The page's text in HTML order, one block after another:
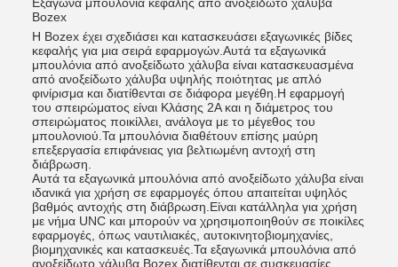
Bozex
Η Bozex έχει σχεδιάσει και κατασκευάσει εξαγωνικές βίδες
κεφαλής για μια σειρά εφαρμογών.Αυτά τα εξαγωνικά
μπουλόνια από ανοξείδωτο χάλυβα είναι κατασκευασμένα
από ανοξείδωτο χάλυβα υψηλής ποιότητας με απλό
φινίρισμα και διατίθενται σε διάφορα μεγέθη.Η εφαρμογή
του σπειρώματος είναι Κλάσης 2Α και η διάμετρος του
σπειρώματος ποικίλλει, ανάλογα με το μέγεθος του
μπουλονιού.Τα μπουλόνια διαθέτουν επίσης μαύρη
επεξεργασία επιφάνειας για βελτιωμένη αντοχή στη
διάβρωση.
Αυτά τα εξαγωνικά μπουλόνια από ανοξείδωτο χάλυβα είναι
ιδανικά για χρήση σε εφαρμογές όπου απαιτείται υψηλός
βαθμός αντοχής στη διάβρωση.Είναι κατάλληλα για χρήση
με νήμα UNC και μπορούν να χρησιμοποιηθούν σε ποικίλες
εφαρμογές, όπως ναυτιλιακές, αυτοκινητοβιομηχανίες,
βιομηχανικές και κατασκευές.Τα εξαγωνικά μπουλόνια από
ανοξείδωτο χάλυβα Bozex διατίθενται σε συσκευασίες